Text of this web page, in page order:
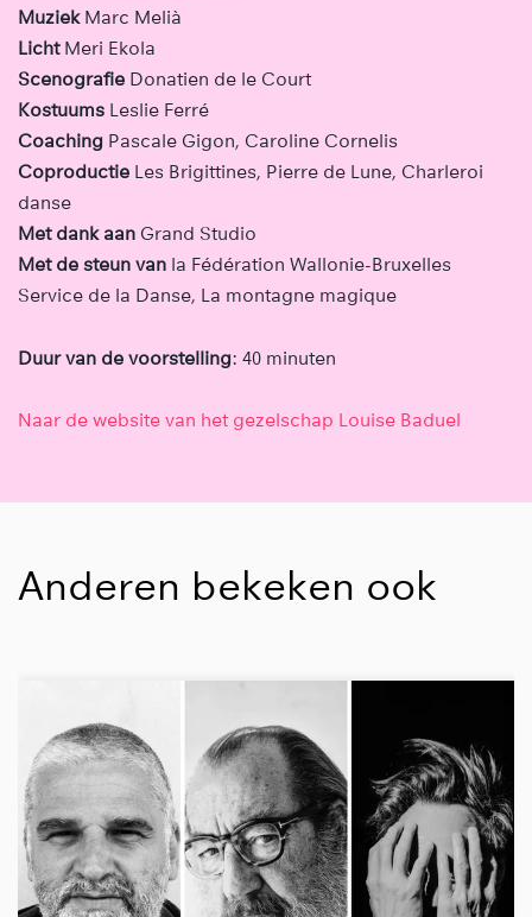
Muziek Marc Melià
Licht Meri Ekola
Scenografie Donatien de le Court
Kostuums Leslie Ferré
Coaching Pascale Gigon, Caroline Cornelis
Coproductie Les Brigittines, Pierre de Lune, Charleroi
danse
Met dank aan Grand Studio
Met de steun van la Fédération Wallonie-Bruxelles
Service de la Danse, La montagne magique
Duur van de voorstelling: 40 minuten
Naar de website van het gezelschap Louise Baduel
Anderen bekeken ook